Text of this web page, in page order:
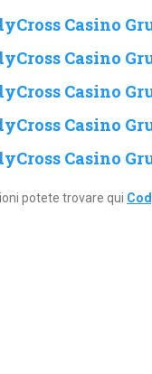
Casino
Casino
Casino
Casino
Casino
potete trovare qui